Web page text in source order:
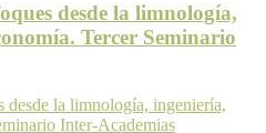
desde la limnología,
Tercer Seminario